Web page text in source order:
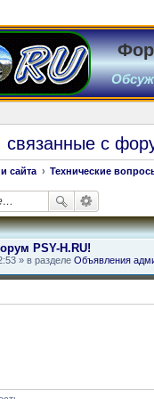
связанные с
сайта Технические
PSY-H.RU!
» в разделе Объявления